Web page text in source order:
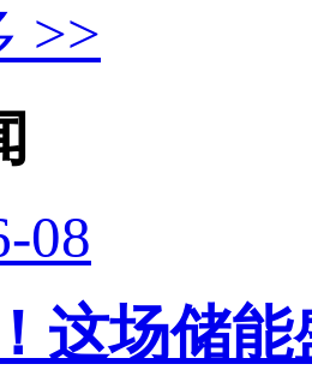
>>
08
这场储